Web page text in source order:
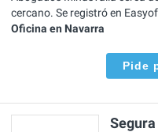
cercano. Se registró en
Oficina en Navarra
Pide